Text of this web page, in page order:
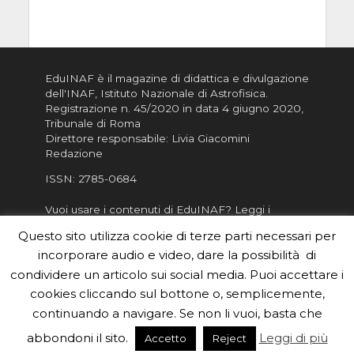
EduINAF è il magazine di didattica e divulgazione
dell'INAF, Istituto Nazionale di Astrofisica
Registrazione n. 45/2020 in data 4 giugno 2020,
Tribunale di Roma
Direttore responsabile: Livia Giacomini
Redazione
ISSN: 2785-0684
Vuoi usare i contenuti di EduINAF? Leggi i
Informativa sulla Privacy
Informatva sui Cookie
Per la rubrica de l'Astronomo risponde, per
inviarci le tue foto o i tuoi contributi, scrivici a
redazione.edu [chiocciola] inaf.it oppure
il form
Questo sito utilizza cookie di terze parti necessari per
incorporare audio e video, dare la possibilità di
condividere un articolo sui social media. Puoi accettare i
cookies cliccando sul bottone o, semplicemente,
continuando a navigare. Se non li vuoi, basta che
abbondoni il sito.
Accetto Reject Leggi di più